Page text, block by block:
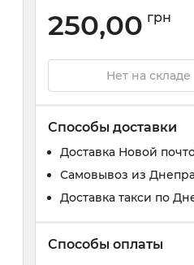
250,00 грн
Нет на складе
Способы доставки
Доставка Новой
Самовывоз из
Доставка такси по
Способы оплаты